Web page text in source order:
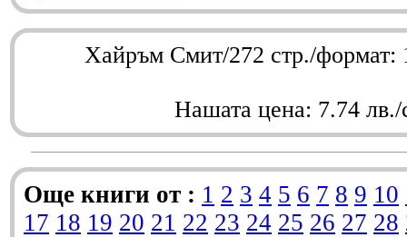
Хайръм Смит/272 стр./
Нашата цена: 7.74 лв./
Още книги от : 1 2 3 4 5 6 7 8 9 10
17 18 19 20 21 22 23 24 25 26 27 28